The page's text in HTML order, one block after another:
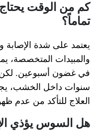
كم من الوقت
تماماً؟
يعتمد على شدة الإصابة
والمبيدات المتخصصة،
سنوات داخل الخشب،
العلاج للتأكد من عدم
هل السوس يؤذي